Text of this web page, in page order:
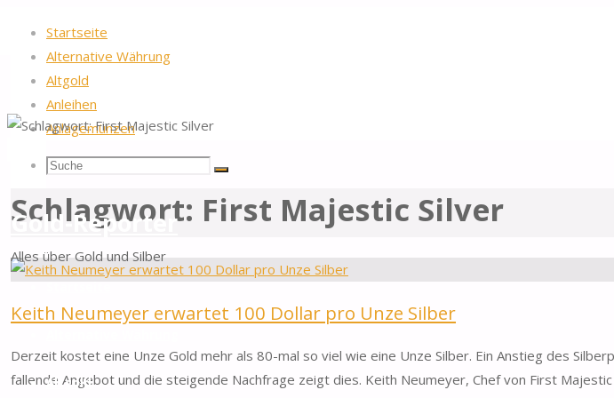
Startseite
Alternative Währung
Altgold
Anleihen
Anlagemünzen
Suche
Suchen
nach:
Suche
Gold-Reporter
Alles über Gold und Silber
Zum
springen
Startseite
Altgold
Schlagwort: First Majestic Silver
Keith Neumeyer erwartet 100 Dollar pro Unze Silber
Derzeit kostet eine Unze Gold mehr als 80-mal so viel wie eine Unze Silber. Ein Anstieg des
fallende Angebot und die steigende Nachfrage zeigt dies. Keith Neumeyer, Chef von First